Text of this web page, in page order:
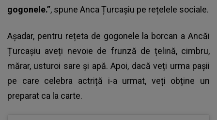
gogonele.”, spune Anca Țurcașiu pe rețelele sociale.
Așadar, pentru rețeta de gogonele la borcan a Ancăi
Țurcașiu aveți nevoie de frunză de țelină, cimbru,
mărar, usturoi sare și apă. Apoi, dacă veți urma pașii
pe care celebra actriță i-a urmat, veți obține un
preparat ca la carte.